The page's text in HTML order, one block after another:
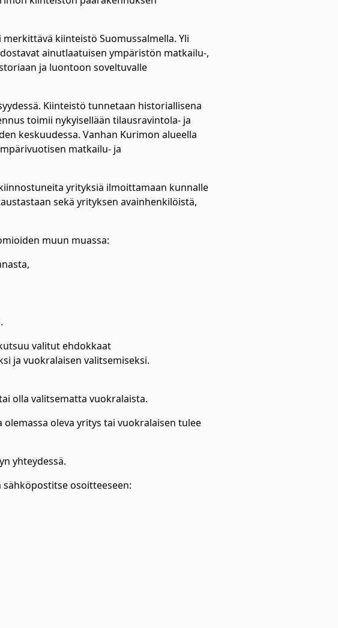
kiinteistö Suomussalmella. Yli
ainutlaatuisen ympäristön matkailu-,
ja luontoon soveltuvalle
Kiinteistö tunnetaan historiallisena
toimii nykyisellään tilausravintola- ja
keskuudessa. Vanhan Kurimon alueella
matkailu- ja
yrityksiä ilmoittamaan kunnalle
sekä yrityksen avainhenkilöistä,
muun muassa:
valitut ehdokkaat
ja vuokralaisen valitsemiseksi.
olla valitsematta vuokralaista.
oleva yritys tai vuokralaisen tulee
yhteydessä.
osoitteeseen: